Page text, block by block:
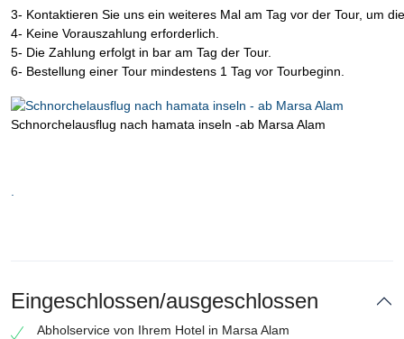
3- Kontaktieren Sie uns ein weiteres Mal am Tag vor der Tour, um
4- Keine Vorauszahlung erforderlich.
5- Die Zahlung erfolgt in bar am Tag der Tour.
6- Bestellung einer Tour mindestens 1 Tag vor Tourbeginn.
Schnorchelausflug nach hamata inseln -ab Marsa Alam
Eingeschlossen/ausgeschlossen
Abholservice von Ihrem Hotel in Marsa Alam